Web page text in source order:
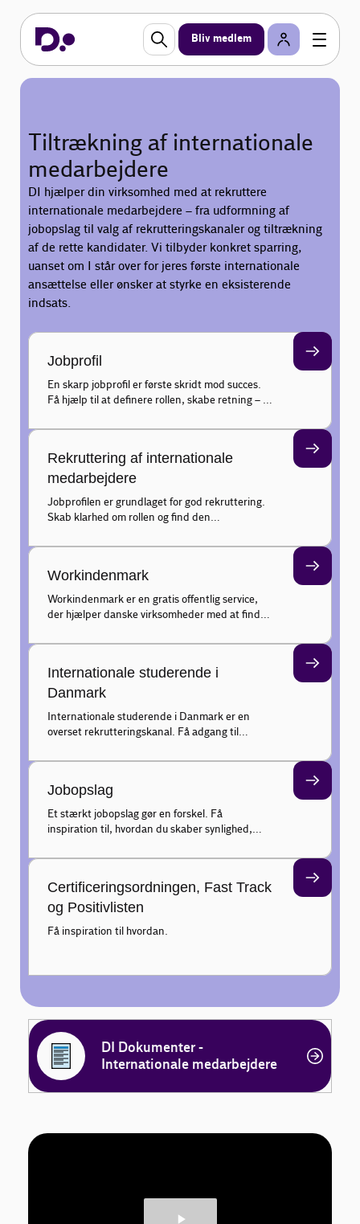
Bliv medlem
Tiltrækning af internationale
medarbejdere
DI hjælper din virksomhed med at rekruttere
internationale medarbejdere – fra udformning af
jobopslag til valg af rekrutteringskanaler og tiltrækning
af de rette kandidater. Vi tilbyder konkret sparring,
uanset om I står over for jeres første internationale
ansættelse eller ønsker at styrke en eksisterende
indsats.
Jobprofil
En skarp jobprofil er første skridt mod succes.
Få hjælp til at definere rollen, skabe retning – og
Rekruttering af internationale
medarbejdere
Jobprofilen er grundlaget for god rekruttering.
Skab klarhed om rollen og find den
behov.
Workindenmark
Workindenmark er en gratis offentlig service,
der hjælper danske virksomheder med at finde
EURES-netværket.
Internationale studerende i
Danmark
Internationale studerende i Danmark er en
overset rekrutteringskanal. Få adgang til
– lokalt
Jobopslag
Et stærkt jobopslag gør en forskel. Få
inspiration til, hvordan du skaber synlighed,
førstehåndsindtryk.
Certificeringsordningen, Fast Track
og Positivlisten
Få inspiration til hvordan.
DI Dokumenter -
Internationale medarbejdere